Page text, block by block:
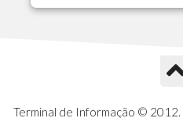
A1P - Tipos de Charts
A1S - Notificacoes do Vendedor
A1U - Intermediadores
Terminal de Informação ©